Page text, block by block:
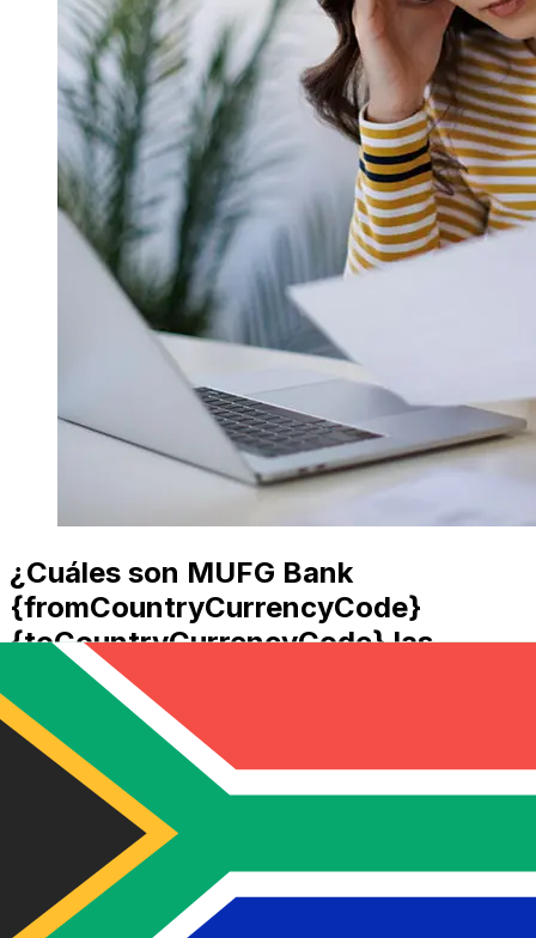
¿Cuáles son MUFG Bank
{fromCountryCurrencyCode}
{toCountryCurrencyCode} las
comisiones de transferencia?
MUFG Bank costos de transferencia internacional de
dinero de JPY a ZAR dependen de factores como el
importe de la transferencia. Normalmente, las
transferencias más grandes conllevan comisiones más
bajas y mejores tipos de cambio. Consulta la tabla
comparativa para comparar MUFG Bank comisiones
¿Por qué transferir con Xe en lugar